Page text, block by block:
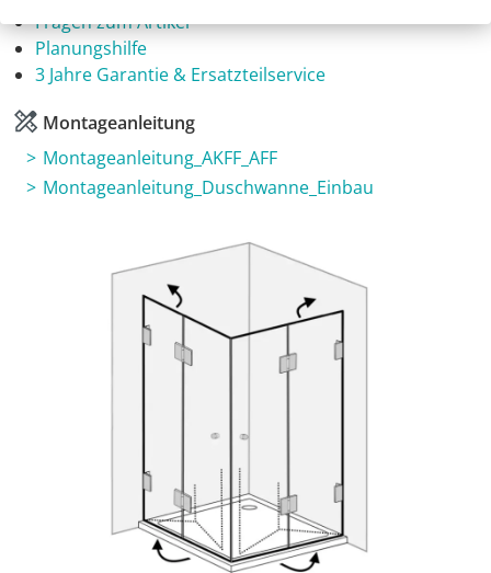
Fragen zum Artikel
Planungshilfe
3 Jahre Garantie & Ersatzteilservice
Montageanleitung
Montageanleitung_AKFF_AFF
Montageanleitung_Duschwanne_Einbau